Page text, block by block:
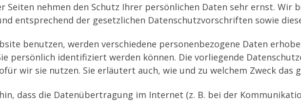
Seiten nehmen den Schutz Ihrer persönlichen Daten sehr ernst. Wir
entsprechend der gesetzlichen Datenschutzvorschriften sowie
benutzen, werden verschiedene personenbezogene Daten
persönlich identifiziert werden können. Die vorliegende
wir sie nutzen. Sie erläutert auch, wie und zu welchem Zweck das
dass die Datenübertragung im Internet (z. B. bei der